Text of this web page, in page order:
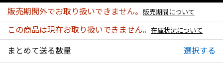
販売期間外でお取り扱いできません。 販売期間について
この商品は現在お取り扱いできません。 在庫状況について
まとめて送る数量